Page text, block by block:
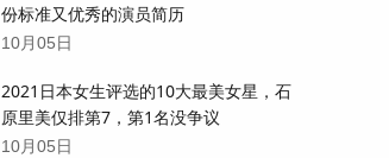
份标准又优秀的演员简历
10月05日
2021日本女生评选的10大最美女星，石
原里美仅排第7，第1名没争议
10月05日